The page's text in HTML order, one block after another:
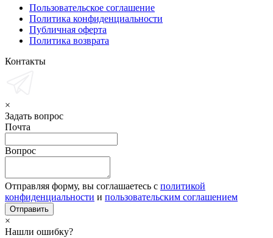
Пользовательское соглашение
Политика конфиденциальности
Публичная оферта
Политика возврата
Контакты
×
Задать вопрос
Почта
Вопрос
Отправляя форму, вы соглашаетесь с политикой
конфиденциальности и пользовательским соглашением
×
Нашли ошибку?